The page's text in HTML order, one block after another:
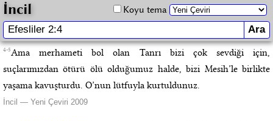
İncil Koyu tema
4-5Ama merhameti bol olan Tanrı bizi çok sevdiği için,
suçlarımızdan ötürü ölü olduğumuz halde, bizi Mesih’le birlikte
yaşama kavuşturdu. O’nun lütfuyla kurtuldunuz.
İncil — Yeni Çeviri 2009